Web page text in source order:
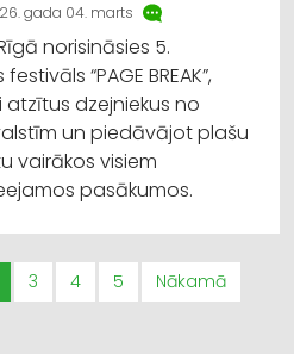
gada 04. marts
norisināsies 5.
“PAGE BREAK”,
dzejniekus no
un piedāvājot plašu
vairākos visiem
pasākumos.
3 4 5 Nākamā